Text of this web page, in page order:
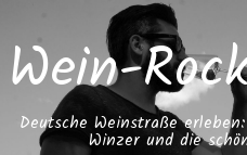
Wein-
Deutsche Weinstraße
Winzer und die